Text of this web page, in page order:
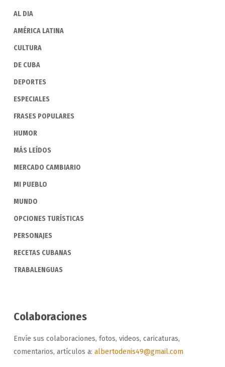
AL DIA
AMÉRICA LATINA
CULTURA
DE CUBA
DEPORTES
ESPECIALES
FRASES POPULARES
HUMOR
MÁS LEÍDOS
MERCADO CAMBIARIO
MI PUEBLO
MUNDO
OPCIONES TURÍSTICAS
PERSONAJES
RECETAS CUBANAS
TRABALENGUAS
Colaboraciones
Envíe sus colaboraciones, fotos, videos, caricaturas,
comentarios, artículos a: albertodenis49@gmail.com